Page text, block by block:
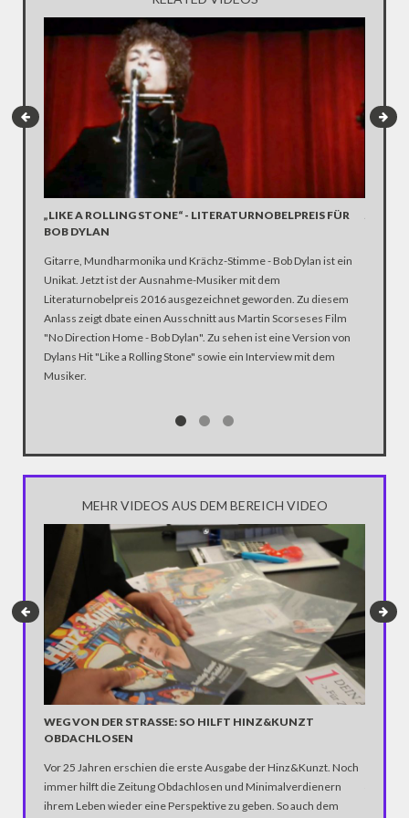
„LIKE A ROLLING STONE“ - LITERATURNOBELPREIS FÜR
BOB DYLAN
Gitarre, Mundharmonika und Krächz-Stimme - Bob Dylan ist ein
Unikat. Jetzt ist der Ausnahme-Musiker mit dem
Literaturnobelpreis 2016 ausgezeichnet geworden. Zu diesem
Anlass zeigt dbate einen Ausschnitt aus Martin Scorseses Film
"No Direction Home - Bob Dylan". Zu sehen ist eine Version von
Dylans Hit "Like a Rolling Stone" sowie ein Interview mit dem
Musiker.
MEHR VIDEOS AUS DEM BEREICH VIDEO
WEG VON DER STRASSE: SO HILFT HINZ&KUNZT O
BDACHLOSEN
Vor 25 Jahren erschien die erste Ausgabe der Hinz&Kunzt. Noch
immer hilft die Zeitung Obdachlosen und Minimalverdienern
ihrem Leben wieder eine Perspektive zu geben. So auch dem